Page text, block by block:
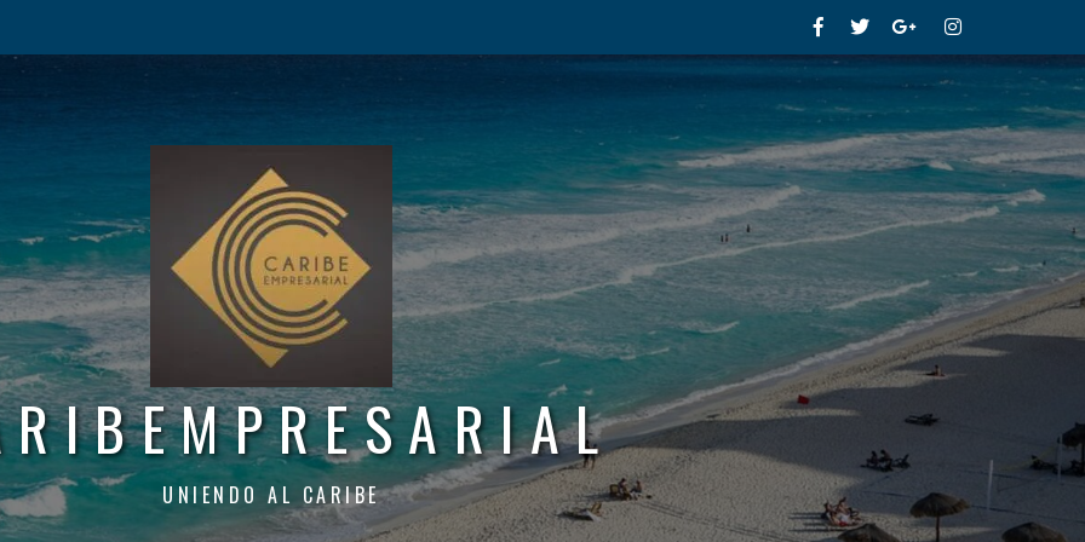
FacebookTwitterGoogle+Instagram
UNIENDO AL CARIBE